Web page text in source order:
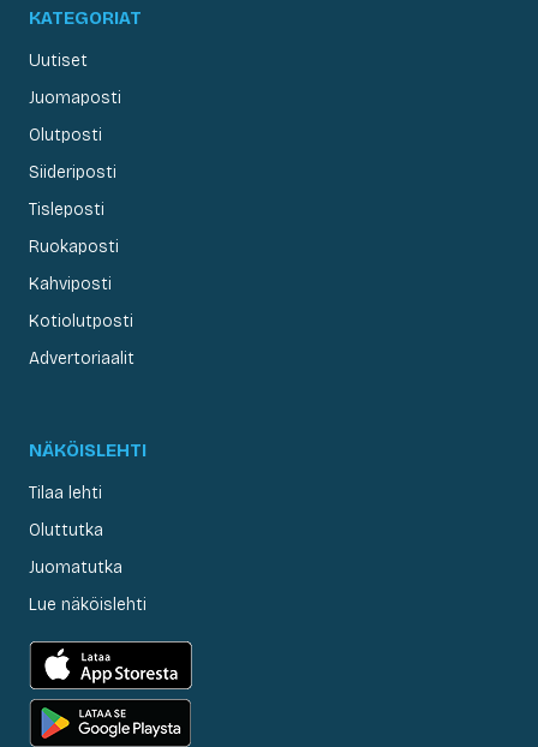
KATEGORIAT
Uutiset
Juomaposti
Olutposti
Siideriposti
Tisleposti
Ruokaposti
Kahviposti
Kotiolutposti
Advertoriaalit
NÄKÖISLEHTI
Tilaa lehti
Oluttutka
Juomatutka
Lue näköislehti